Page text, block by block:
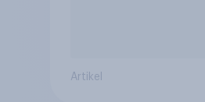
Artikel